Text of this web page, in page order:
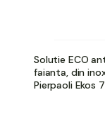
Solutie ECO
faianta, din
Pierpaoli Ekos